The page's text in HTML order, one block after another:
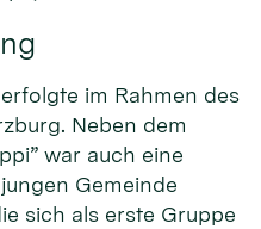
im Rahmen des
Neben dem
war auch eine
Gemeinde
sich als erste Gruppe